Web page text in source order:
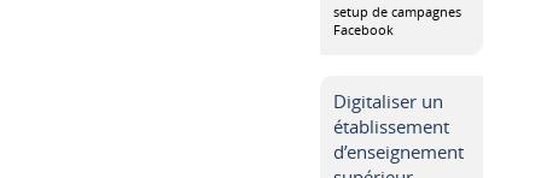
setup de campagnes
Facebook
Digitaliser un
établissement
d’enseignement